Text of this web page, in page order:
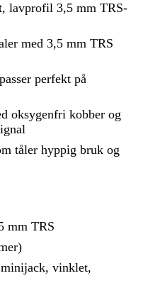
lavprofil 3,5 mm TRS-
med 3,5 mm TRS
perfekt på
oksygenfri kobber og
tåler hyppig bruk og
mm TRS
vinklet,